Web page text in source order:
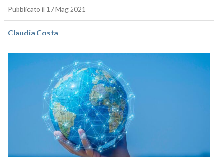
Pubblicato il 17 Mag 2021
Claudia Costa